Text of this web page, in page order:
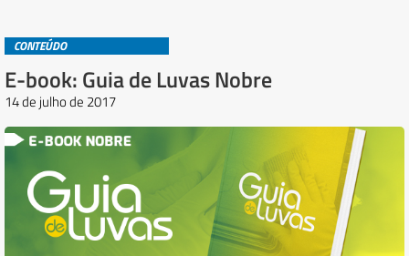
CONTEÚDO
E-book: Guia de Luvas Nobre
14 de julho de 2017